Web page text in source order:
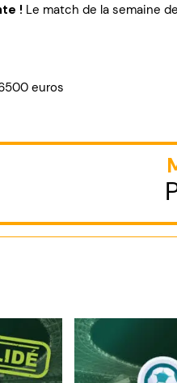
! Le match de la semaine
euros